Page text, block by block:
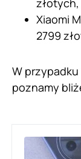
złotych,
Xiaomi
2799
W
poznamy